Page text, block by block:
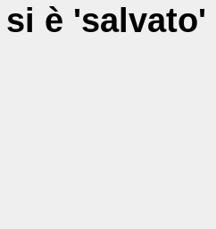
è 'salvato'